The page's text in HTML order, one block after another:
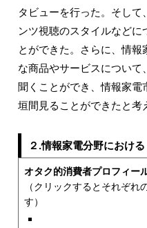
タビューを行った。そし
ンツ視聴のスタイルなどに
とができた。さらに、情報
な商品やサービスについて
聞くことができ、情報家電
垣間見ることができたと考
２.情報家電分野におけ
オタク的消費者プロフィー
（クリックするとそれぞれ
す）